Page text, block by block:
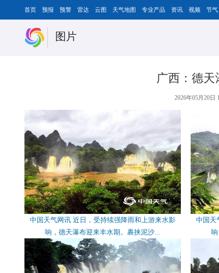
首页 预报 预警 雷达 云图 天气地图 专业产品 资讯 视频 节气
图片
广西：德天
2026年05月20日
中国天气网讯 近日，受持续强降雨和上游来水影
响，德天瀑布迎来丰水期。裹挟泥沙...
中国天